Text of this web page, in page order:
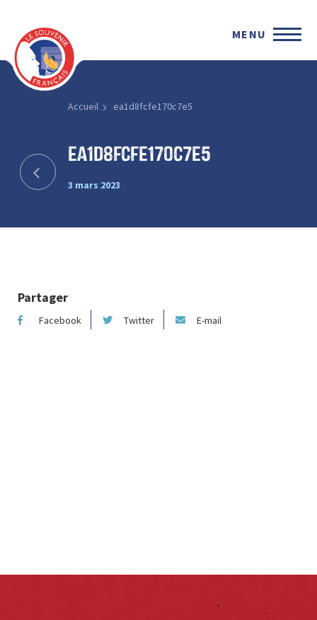
MENU
Accueil ea1d8fcfe170c7e5
ea1d8fcfe170c7e5
3 mars 2023
Partager
Facebook Twitter E-mail